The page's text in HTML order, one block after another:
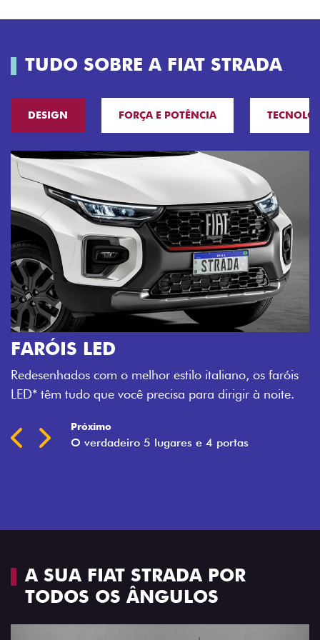
TUDO SOBRE A FIAT STRADA
DESIGN FORÇA E POTÊNCIA
O VERDADEIRO 5 LUGARES E 4
PORTAS
Todo mundo pode viajar confortável na Fiat Strada,
Próximo
A SUA FIAT STRADA POR
TODOS OS ÂNGULOS